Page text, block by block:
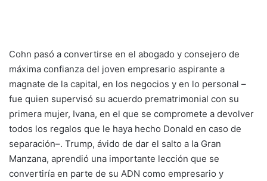
Cohn pasó a convertirse en el abogado y consejero de
máxima confianza del joven empresario aspirante a
magnate de la capital, en los negocios y en lo personal –
fue quien supervisó su acuerdo prematrimonial con su
primera mujer, Ivana, en el que se compromete a devolver
todos los regalos que le haya hecho Donald en caso de
separación–. Trump, ávido de dar el salto a la Gran
Manzana, aprendió una importante lección que se
convertiría en parte de su ADN como empresario y